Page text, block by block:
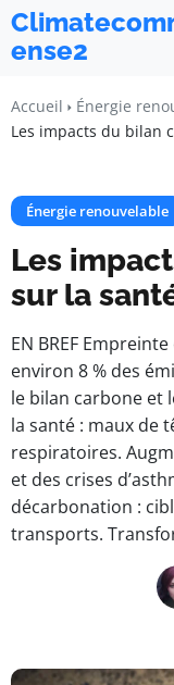
ense2
Accueil
Énergie
Les impacts du bilan
Énergie renouvelable
Les
sur la
EN BREF
environ 8 % des
le bilan carbone et
la santé : maux de
respiratoires.
et des crises
décarbonation :
transports.